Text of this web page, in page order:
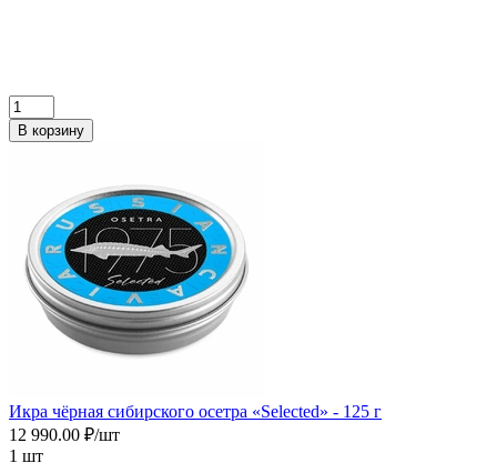
В корзину
Икра чёрная сибирского осетра «Selected» - 125 г
12 990.00 ₽/шт
1 шт